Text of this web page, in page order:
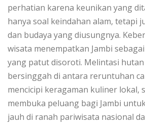
perhatian karena keunikan yang
hanya soal keindahan alam, tetapi
dan budaya yang diusungnya.
wisata menempatkan Jambi
yang patut disoroti. Melintasi
bersinggah di antara reruntuhan
mencicipi keragaman kuliner lokal,
membuka peluang bagi Jambi
jauh di ranah pariwisata nasional